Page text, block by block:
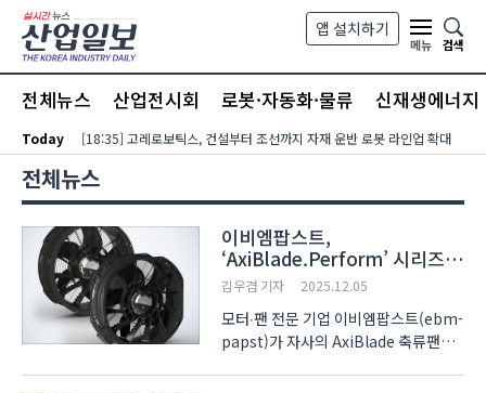
본문 바로가기
앱 설치하기
메뉴
검색
전체뉴스 산업전시회 로봇·자동화·물류 신재생에너지
Today [18:35] 고레로보틱스, 건설부터 조선까지 자재 운반 로봇 라인업 확대
전체뉴스
이비엠팝스트,
‘AxiBlade.Perform’ 시리즈
출시
김우겸 기자 2025.12.05
모터‧팬 전문 기업 이비엠팝스트(ebm-
papst)가 자사의 AxiBlade 축류팬